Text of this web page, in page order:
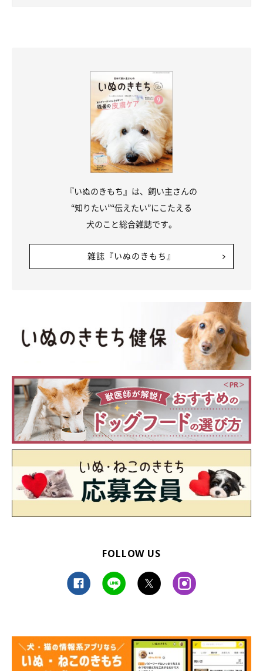
『いぬのきもち』は、飼い主さんの
“知りたい”“伝えたい”にこたえる
犬のこと総合雑誌です。
雑誌『いぬのきもち』
FOLLOW US